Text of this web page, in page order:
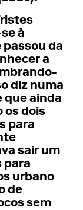
à
passou da
a
diz numa
que ainda
os dois
para
sair um
para
urbano
de
sem